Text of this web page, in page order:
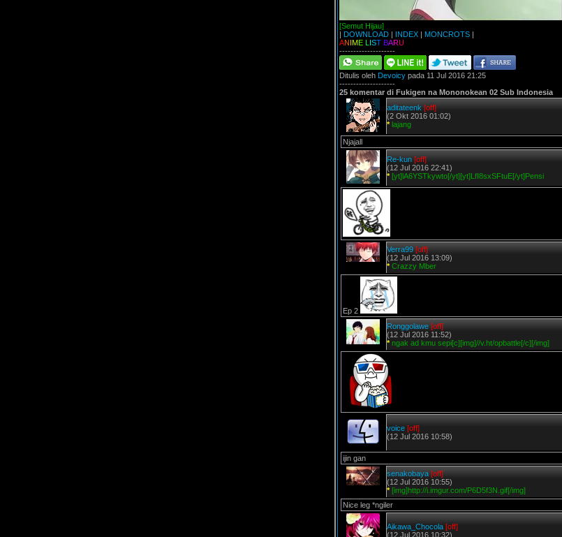
[Semut Hijau]
| DOWNLOAD | INDEX | MONCROTS |
ANIME L IST BARU
--------------------
Ditulis oleh Devoicy pada 11 Jul 2016 21:25
--------------------
25 komentar di Fukigen na Mononokean 02 Sub Indonesia
aditateenk [off]
(2 Okt 2016 01:02)
* lajang
Njajall
Re-kun [off]
(12 Jul 2016 22:41)
* [yt]lA6YSTkywto[/yt][yt]LfI8sxSFtuE[/yt]Pensi
Verra99 [off]
(12 Jul 2016 13:09)
* Crazzy Mber
Ep 2
Ronggolawe [off]
(12 Jul 2016 11:52)
* ngak ad kmu sepi[c][img]//v.ht/opbattle[/c][/img]
voice [off]
(12 Jul 2016 10:58)
ijin gan
senakobaya [off]
(12 Jul 2016 10:55)
* [img]http://i.imgur.com/P6D5f3N.gif[/img]
Nice leg *ngiler
Aikawa_Chocola [off]
(12 Jul 2016 10:32)